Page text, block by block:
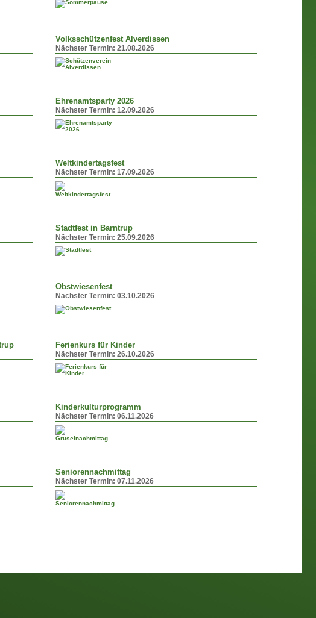
Volksschützenfest Alverdissen
Nächster Termin: 21.08.2026
Ehrenamtsparty 2026
Nächster Termin: 12.09.2026
Weltkindertagsfest
Nächster Termin: 17.09.2026
Stadtfest in Barntrup
Nächster Termin: 25.09.2026
Obstwiesenfest
Nächster Termin: 03.10.2026
Ferienkurs für Kinder
Nächster Termin: 26.10.2026
Kinderkulturprogramm
Nächster Termin: 06.11.2026
Seniorennachmittag
Nächster Termin: 07.11.2026